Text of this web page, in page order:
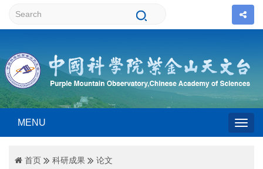
MENU
首页 科研成果 论文